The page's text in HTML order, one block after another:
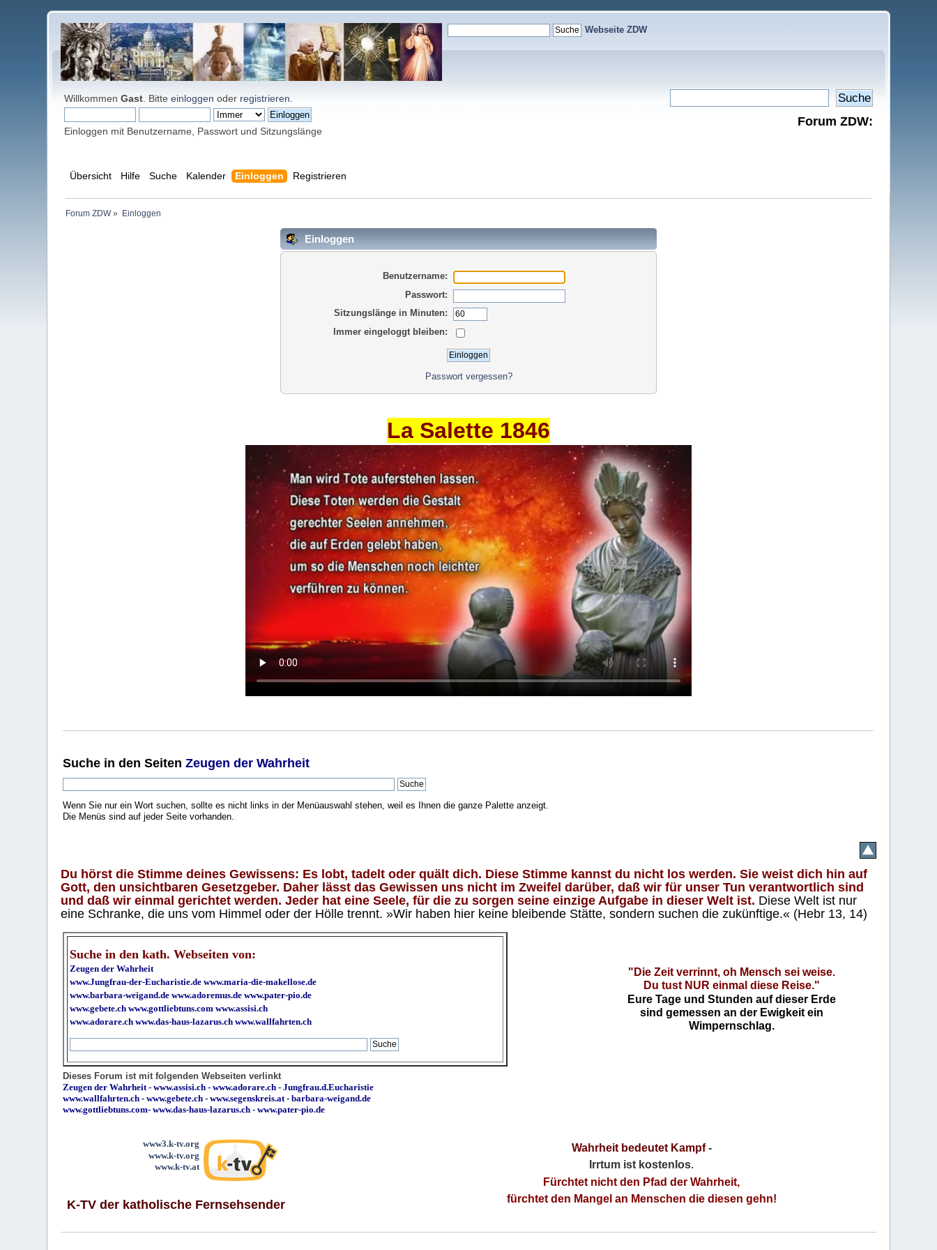
Webseite ZDW
WillkommenGast . Bitteeinloggen oder registrieren
Einloggen mit Benutzername, Passwort und Sitzungslänge
Forum ZDW:
Übersicht Hilfe Suche Kalender Einloggen Registrieren
Forum ZDW» Einloggen
Einloggen
Benutzername:
Passwort:
Sitzungslänge in Minuten:
Immer eingeloggt bleiben:
Passwort vergessen?
La Salette 1846
Suche in den SeitenZeugen der Wahrheit
Wenn Sie nur ein Wort suchen, sollte es nicht links in der Menüauswahl stehen, weil es Ihnen die ganze Palette anzeigt.
Die Menüs sind auf jeder Seite vorhanden.
Du hörst die Stimme deines Gewissens: Es lobt, tadelt oder quält dich. Diese Stimme kannst du nicht los werden. Sie weist dich hin auf
Gott, den unsichtbaren Gesetzgeber. Daher lässt das Gewissen uns nicht im Zweifel darüber, daß wir für unser Tun verantwortlich sind
und daß wir einmal gerichtet werden. Jeder hat eine Seele, für die zu sorgen seine einzige Aufgabe in dieser Welt ist. Diese Welt ist nur
eine Schranke, die uns vom Himmel oder der Hölle trennt. »Wir haben hier keine bleibende Stätte, sondern suchen die zukünftige.« (Hebr 13, 14)
Suche in den kath. Webseiten von:
Zeugen der Wahrheit
www.Jungfrau-der-Eucharistie.de www.maria-die-makellose.de
www.barbara-weigand.de www.adoremus.de www.pater-pio.de
www.gebete.ch www.gottliebtuns.com www.assisi.ch
www.adorare.ch www.das-haus-lazarus.ch www.wallfahrten.ch
"Die Zeit verrinnt, oh Mensch sei weise.
Du tust NUR einmal diese Reise."
Eure Tage und Stunden auf dieser Erde
sind gemessen an der Ewigkeit ein
Wimpernschlag.
Dieses Forum ist mit folgenden Webseiten verlinkt
Zeugen der Wahrheit -www.assisi.ch -www.adorare.ch -Jungfrau.d.Eucharistie
www.wallfahrten.ch -www.gebete.ch -www.segenskreis.at -barbara-weigand.de
www.gottliebtuns.com-www.das-haus-lazarus.ch - www.pater-pio.de
www3.k-tv.org
www.k-tv.org
www.k-tv.at
K-TV der katholische Fernsehsender
Wahrheit bedeutet Kampf-
Irrtum ist kostenlos.
Fürchtet nicht den Pfad der Wahrheit,
fürchtet den Mangel an Menschen die diesen gehn!